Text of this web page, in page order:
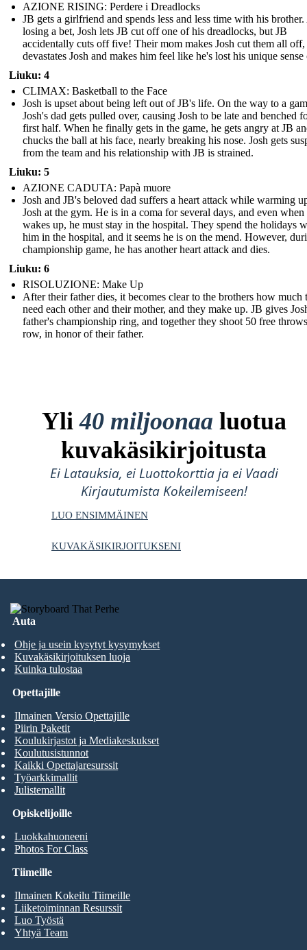
AZIONE RISING: Perdere i Dreadlocks
JB gets a girlfriend and spends less and less time with his
losing a bet, Josh lets JB cut off one of his dreadlocks, but JB
accidentally cuts off five! Their mom makes Josh cut them all
devastates Josh and makes him feel like he's lost his unique
Liuku: 4
CLIMAX: Basketball to the Face
Josh is upset about being left out of JB's life. On the way to a
Josh's dad gets pulled over, causing Josh to be late and benched
first half. When he finally gets in the game, he gets angry at JB
chucks the ball at his face, nearly breaking his nose. Josh gets
from the team and his relationship with JB is strained.
Liuku: 5
AZIONE CADUTA: Papà muore
Josh and JB's beloved dad suffers a heart attack while warming
Josh at the gym. He is in a coma for several days, and even when
wakes up, he must stay in the hospital. They spend the holidays
him in the hospital, and it seems he is on the mend. However,
championship game, he has another heart attack and dies.
Liuku: 6
RISOLUZIONE: Make Up
After their father dies, it becomes clear to the brothers how much
need each other and their mother, and they make up. JB gives
father's championship ring, and together they shoot 50 free
row, in honor of their father.
Yli40 miljoonaa luotua
kuvakäsikirjoitusta
Ei Latauksia, ei Luottokorttia ja ei Vaadi
Kirjautumista Kokeilemiseen!
LUO ENSIMMÄINEN
KUVAKÄSIKIRJOITUKSENI
Auta
Ohje ja usein kysytyt kysymykset
Kuvakäsikirjoituksen luoja
Kuinka tulostaa
Opiskelijoille
Luokkahuoneeni
Photos For Class
Opettajille
Ilmainen Versio Opettajille
Piirin Paketit
Koulukirjastot ja Mediakeskukset
Koulutusistunnot
Kaikki Opettajaresurssit
Työarkkimallit
Julistemallit
Tiimeille
Ilmainen Kokeilu Tiimeille
Liiketoiminnan Resurssit
Luo Työstä
Yhtyä Team